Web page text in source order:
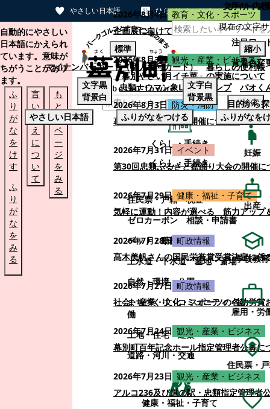
やさしい日本語 ひらがなをつける
本文へスキップする
自動的にやさしい
日本語にかえられ
ています。意味が
ちがうことがあり
ます。
ふ
り
が
な
を
け
す
ふ
り
が
な
を
み
る
言
い
替
え
に
つ
い
て
も
と
の
ペ
ー
ジ
を
み
る
検索
くらし・手続き
くらし・手続き
住民票・戸籍
税金
ゼロカーボン
相談・申請書
ペット・動植物
ごみ
上水道・下水道
墓地・斎場
自然・環境・公園
まちづくり・コミュニティ・協
働
土地・住宅・建築
道路・河川・交通
健康・福祉・子育て
2026年8月4日 教育・文化・スポーツ
企画展に向けて：安東ウメ子さんとの思
2026年8月3日 観光・産業・ビジネス
「幕別やさい月イチ菜」の実施について
2026年8月3日 防災・消防
幕別町防災フェアの開催について
2026年7月31日 イベント
第30回忠類ふるさと盆踊り大会の開催に
2026年7月29日 健康・福祉・子育て
気軽に運動！内容が選べる 筋力アップ
2026年7月28日 町政情報
髙木美帆さんの国民栄誉賞受賞決定に係
2026年7月27日 町政情報
社会・産業・文化・スポーツの各功労
2026年7月24日 観光・産業・ビジネス
幕別町百年記念ホール指定管理者公募に
2026年7月23日 観光・産業・ビジネス
アルコ236及び道の駅・忠類指定管理者
サイト内
注目ワー
マイナンバーカード（個人番号カード）
暮らしの便利帳
忠類ナウマン象LINEスタンプ
パオく
目的から
妊娠
出産
学校教育
雇用・労
住民票・
文字サイズ
現在の文字
標準
縮小
背景色変
文字黒
背景白
文字白
背景黒
やさしい日本語
ふりがなをつける ふりがなを